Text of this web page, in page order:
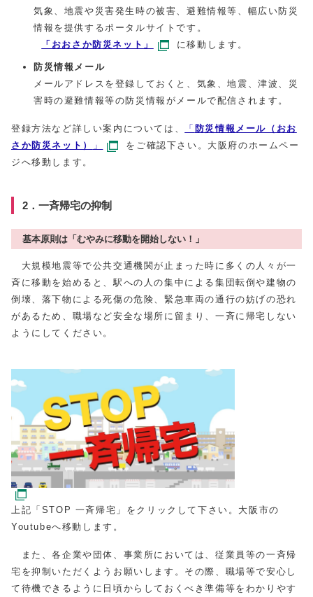
気象、地震や災害発生時の被害、避難情報等、幅広い防災
情報を提供するポータルサイトです。
「おおさか防災ネット」
に移動します。
防災情報メール
メールアドレスを登録しておくと、気象、地震、津波、災
害時の避難情報等の防災情報がメールで配信されます。
登録方法など詳しい案内については、 「 防災情報メール（おお
さか防災ネット）
」
をご確認下さい。大阪府のホームペー
ジへ移動します。
2．一斉帰宅の抑制
基本原則は「むやみに移動を開始しない！」
大規模地震等で公共交通機関が止まった時に多くの人々が一
斉に移動を始めると、駅への人の集中による集団転倒や建物の
倒壊、落下物による死傷の危険、緊急車両の通行の妨げの恐れ
があるため、職場など安全な場所に留まり、一斉に帰宅しない
ようにしてください。
上記「STOP 一斉帰宅」をクリックして下さい。大阪市の
Youtubeへ移動します。
また、各企業や団体、事業所においては、従業員等の一斉帰
宅を抑制いただくようお願いします。その際、職場等で安心し
て待機できるように日頃からしておくべき準備等をわかりやす